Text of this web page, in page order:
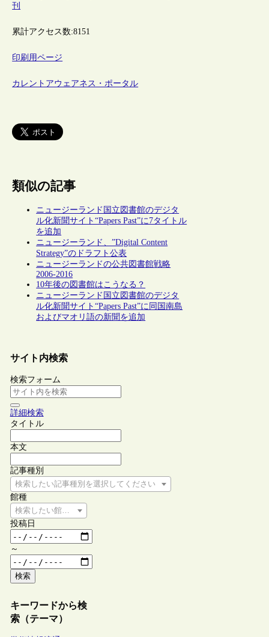
刊
累計アクセス数:8151
印刷用ページ
カレントアウェアネス・ポータル
類似の記事
ニュージーランド国立図書館のデジタ
ル化新聞サイト“Papers Past”に7タイトル
を追加
ニュージーランド、”Digital Content
Strategy”のドラフト公表
ニュージーランドの公共図書館戦略
2006-2016
10年後の図書館はこうなる？
ニュージーランド国立図書館のデジタ
ル化新聞サイト“Papers Past”に同国南島
およびマオリ語の新聞を追加
サイト内検索
検索フォーム
詳細検索
タイトル
本文
記事種別
検索したい記事種別を選択してください
館種
検索したい館種を選択してください
投稿日
～
検索
キーワードから検
索（テーマ）